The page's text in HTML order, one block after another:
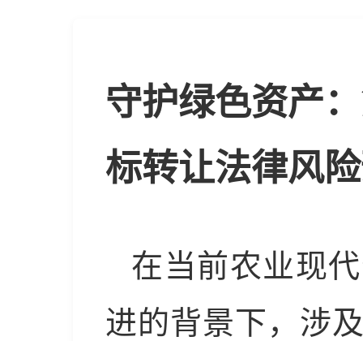
守护绿色资产
标转让法律风
在当前农业现
进的背景下，涉